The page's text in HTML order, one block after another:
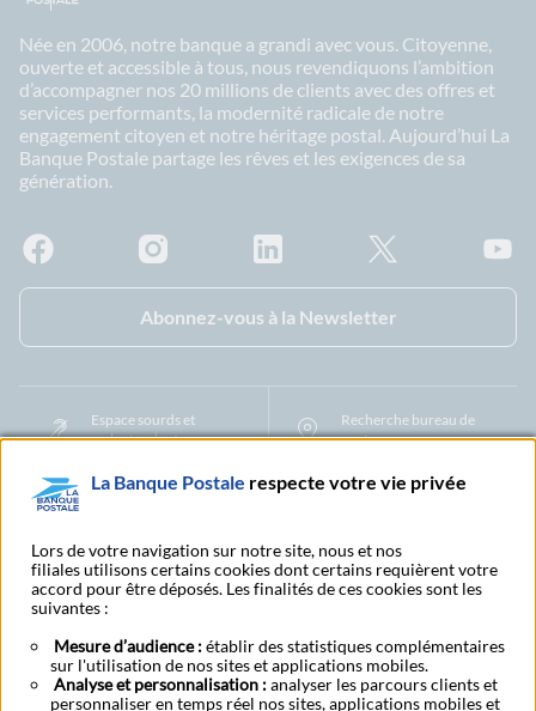
Née en 2006, notre banque a grandi avec vous. Citoyenne,
ouverte et accessible à tous, nous revendiquons l’ambition
d’accompagner nos 20 millions de clients avec des offres et
services performants, la modernité radicale de notre
engagement citoyen et notre héritage postal. Aujourd’hui La
Banque Postale partage les rêves et les exigences de sa
génération.
Abonnez-vous à la Newsletter
Espace sourds et
malentendants
Recherche bureau de
poste
Mentions légales
CookiesGestion des cookiesActualiser vos informations
Contestation et réclamation Coordonnées Centres Financiers
Recherche bureau de poste Assistance technique
La Banque Postale respecte votre vie privée
Lors de votre navigation sur notre site, nous et nos
filiales utilisons certains cookies dont certains requièrent votre
accord pour être déposés. Les finalités de ces cookies sont les
suivantes :
Mesure d’audience :établir des statistiques complémentaires
sur l'utilisation de nos sites et applications mobiles.
Analyse et personnalisation :analyser les parcours clients et
personnaliser en temps réel nos sites, applications mobiles et